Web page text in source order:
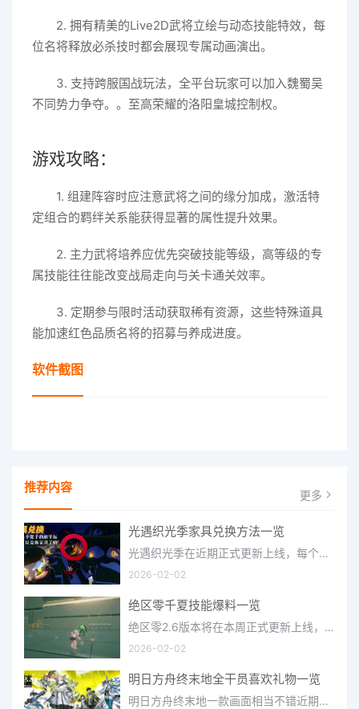
2. 拥有精美的Live2D武将立绘与动态技能特效，每
位名将释放必杀技时都会展现专属动画演出。
3. 支持跨服国战玩法，全平台玩家可以加入魏蜀吴
不同势力争夺。。至高荣耀的洛阳皇城控制权。
游戏攻略：
1. 组建阵容时应注意武将之间的缘分加成，激活特
定组合的羁绊关系能获得显著的属性提升效果。
2. 主力武将培养应优先突破技能等级，高等级的专
属技能往往能改变战局走向与关卡通关效率。
3. 定期参与限时活动获取稀有资源，这些特殊道具
能加速红色品质名将的招募与养成进度。
软件截图
推荐内容 更多
光遇织光季家具兑换方法一览
光遇织光季在近期正式更新上线，每个季节都有着许多全新内容和资讯可以让你来体验，不少刚体验的小伙伴想要知道
2026-02-02
绝区零千夏技能爆料一览
绝区零2.6版本将在本周正式更新上线，上周的前瞻直播官方给玩家们带来关于最新版本的卡池信息和相关活动内容，
2026-02-02
明日方舟终末地全干员喜欢礼物一览
明日方舟终末地一款画面相当不错近期非常火爆的大型二次元冒险游戏，这里有相当多好看的干员可以让你来抽取并